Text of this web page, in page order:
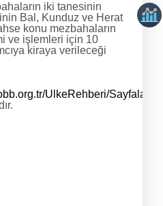
iki tanesinin
Bal, Kunduz ve Herat
konu mezbahaların
ve işlemleri için 10
kiraya verileceği
UlkeRehberi/Sayfalar/